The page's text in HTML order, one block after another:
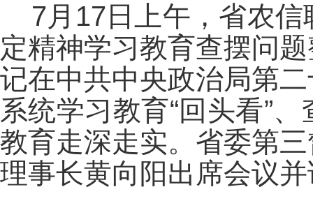
7月17日上午，省农
定精神学习教育查摆问
记在中共中央政治局第
系统学习教育“回头看”
教育走深走实。省委第
理事长黄向阳出席会议